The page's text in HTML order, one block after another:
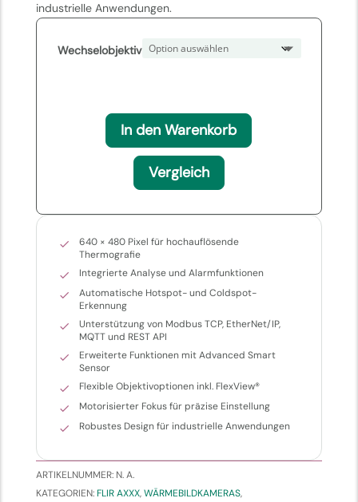
industrielle Anwendungen.
Wechselobjektiv
In den Warenkorb
Vergleich
640 × 480 Pixel für hochauflösende
Thermografie
Integrierte Analyse und Alarmfunktionen
Automatische Hotspot- und Coldspot-
Erkennung
Unterstützung von Modbus TCP, EtherNet/IP,
MQTT und REST API
Erweiterte Funktionen mit Advanced Smart
Sensor
Flexible Objektivoptionen inkl. FlexView®
Motorisierter Fokus für präzise Einstellung
Robustes Design für industrielle Anwendungen
ARTIKELNUMMER: N. A.
KATEGORIEN:FLIR AXXX,WÄRMEBILDKAMERAS,